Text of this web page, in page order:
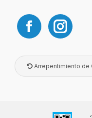
Arrepentimiento de